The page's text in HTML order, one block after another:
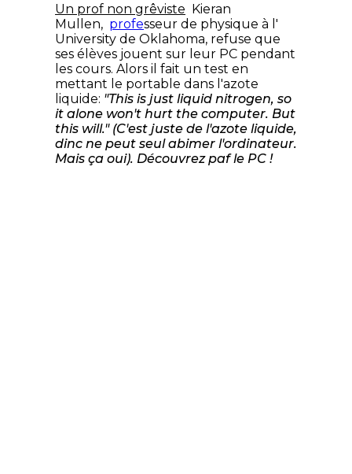
Un prof non grêviste Kieran
Mullen, professeur de physique à l'
University de Oklahoma, refuse que
ses élèves jouent sur leur PC pendant
les cours. Alors il fait un test en
mettant le portable dans l'azote
liquide: "This is just liquid nitrogen, so
it alone won't hurt the computer. But
this will." (C'est juste de l'azote liquide,
dinc ne peut seul abimer l'ordinateur.
Mais ça oui). Découvrez paf le PC !